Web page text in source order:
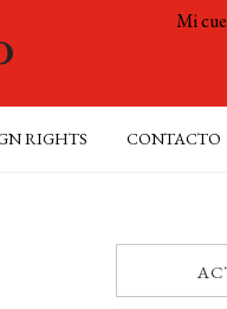
Mi
RIGHTS CONTACTO